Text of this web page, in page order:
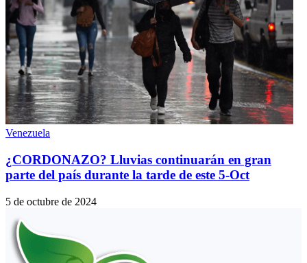
Venezuela
¿CORDONAZO? Lluvias continuarán en gran
parte del país durante la tarde de este 5-Oct
5 de octubre de 2024